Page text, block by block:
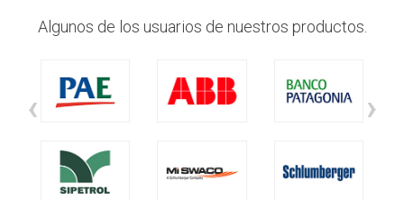
Algunos de los usuarios de nuestros productos.
‹ ›